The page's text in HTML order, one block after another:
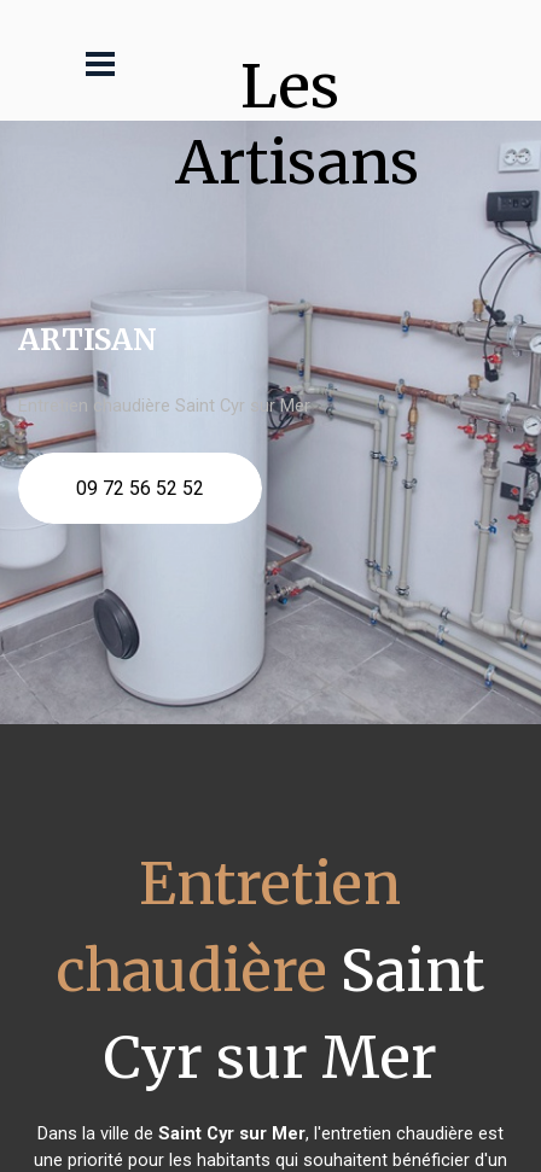
Les
Artisans
ARTISAN
Entretien chaudière Saint Cyr sur Mer
09 72 56 52 52
Entretien
chaudière Saint
Cyr sur Mer
Dans la ville de Saint Cyr sur Mer, l'entretien chaudière est
une priorité pour les habitants qui souhaitent bénéficier d'un